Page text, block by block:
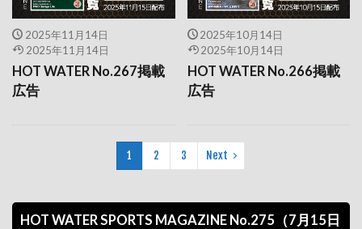
東京夢の島マリーナ
東京海上保安部
東京湾大感謝祭
東京都港湾局
東北マリンフェスタ
東雲運河
東電堀
横浜ボートフェア
水上バイクフィッシング
水上バイクレスキュー
水上バイク免許
水上バイク工作セット
江戸川・水フェスタ
江戸川水上スポーツ協会
2025年11月14日
2025年11月14日
HOT WATER No.267掲載
広告
2025年10月14日
2025年10月14日
HOT WATER No.266掲載
広告
1 2 3 Next
HOT WATER SPORTS MAGAZINE No.275（7月15日